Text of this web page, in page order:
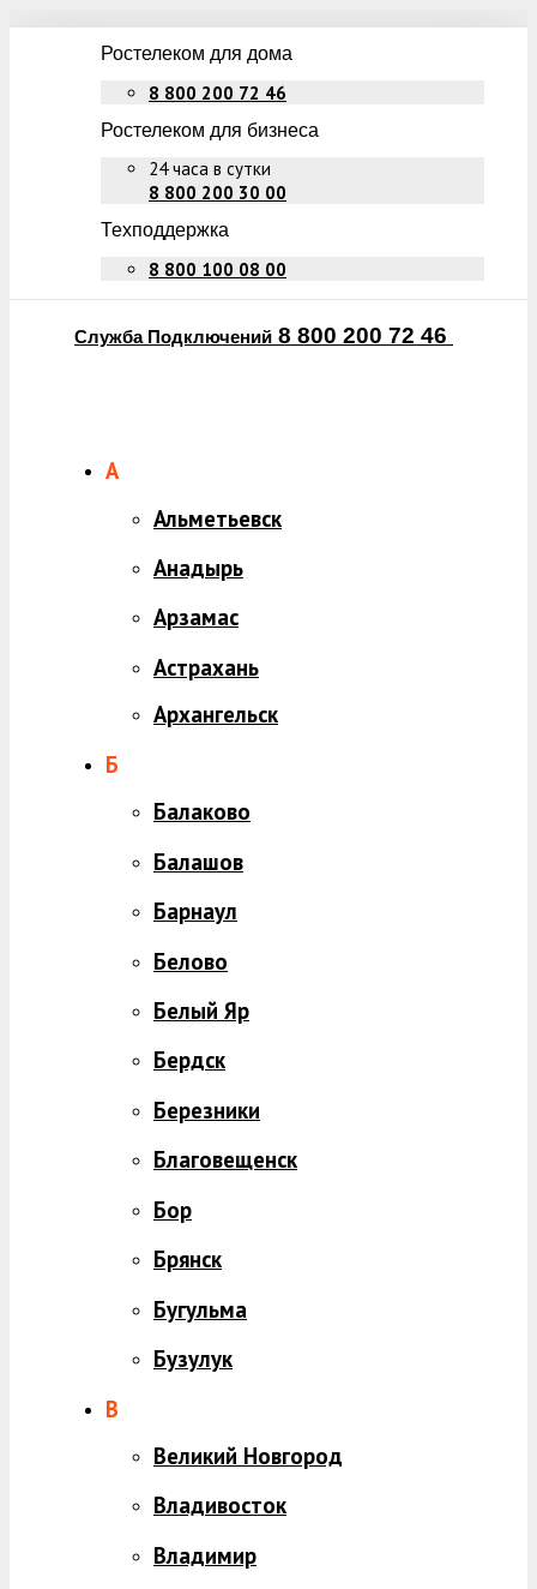
Ростелеком для дома
8 800 200 72 46
Ростелеком для бизнеса
24 часа в сутки
8 800 200 30 00
Техподдержка
8 800 100 08 00
Служба Подключений 8 800 200 72 46
А
Альметьевск
Анадырь
Арзамас
Астрахань
Архангельск
Б
Балаково
Балашов
Барнаул
Белово
Белый Яр
Бердск
Березники
Благовещенск
Бор
Брянск
Бугульма
Бузулук
В
Великий Новгород
Владивосток
Владимир